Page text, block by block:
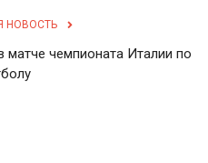
НОВОСТЬ
чемпионата Италии по